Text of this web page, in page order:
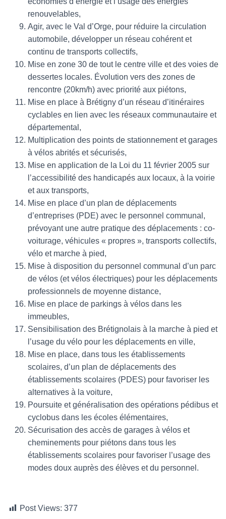
renouvelables,
Agir, avec le Val d’Orge, pour réduire la circulation
automobile, développer un réseau cohérent et
continu de transports collectifs,
Mise en zone 30 de tout le centre ville et des voies de
dessertes locales. Évolution vers des zones de
rencontre (20km/h) avec priorité aux piétons,
Mise en place à Brétigny d’un réseau d’itinéraires
cyclables en lien avec les réseaux communautaire et
départemental,
Multiplication des points de stationnement et garages
à vélos abrités et sécurisés,
Mise en application de la Loi du 11 février 2005 sur
l’accessibilité des handicapés aux locaux, à la voirie
et aux transports,
Mise en place d’un plan de déplacements
d’entreprises (PDE) avec le personnel communal,
prévoyant une autre pratique des déplacements : co-
voiturage, véhicules « propres », transports collectifs,
vélo et marche à pied,
Mise à disposition du personnel communal d’un parc
de vélos (et vélos électriques) pour les déplacements
professionnels de moyenne distance,
Mise en place de parkings à vélos dans les
immeubles,
Sensibilisation des Brétignolais à la marche à pied et
l’usage du vélo pour les déplacements en ville,
Mise en place, dans tous les établissements
scolaires, d’un plan de déplacements des
établissements scolaires (PDES) pour favoriser les
alternatives à la voiture,
Poursuite et généralisation des opérations pédibus et
cyclobus dans les écoles élémentaires,
Sécurisation des accès de garages à vélos et
cheminements pour piétons dans tous les
établissements scolaires pour favoriser l’usage des
modes doux auprès des élèves et du personnel.
Post Views: 377